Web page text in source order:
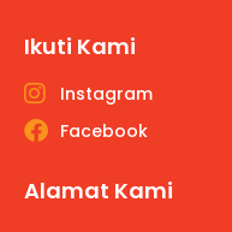
Ikuti Kami
Instagram
Facebook
Alamat Kami